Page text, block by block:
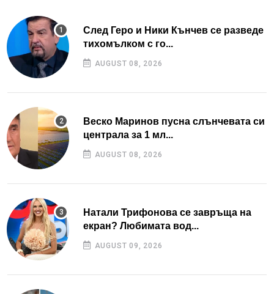
След Геро и Ники Кънчев се разведе
тихомълком с го...
AUGUST 08, 2026
Веско Маринов пусна слънчевата си
централа за 1 мл...
AUGUST 08, 2026
Натали Трифонова се завръща на
екран? Любимата вод...
AUGUST 09, 2026